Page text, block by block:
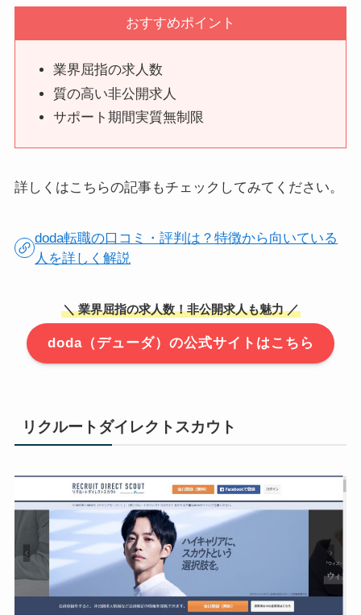
おすすめポイント
業界屈指の求人数
質の高い非公開求人
サポート期間実質無制限
詳しくはこちらの記事もチェックしてみてください。
doda転職の口コミ・評判は？特徴から向いている
人を詳しく解説
＼ 業界屈指の求人数！非公開求人も魅力 ／
doda（デューダ）の公式サイトはこちら
リクルートダイレクトスカウト